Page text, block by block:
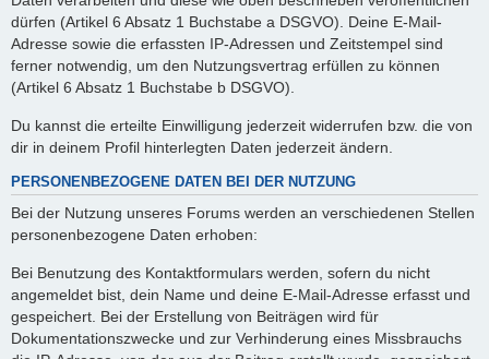
dürfen (Artikel 6 Absatz 1 Buchstabe a DSGVO). Deine E-Mail-
Adresse sowie die erfassten IP-Adressen und Zeitstempel sind
ferner notwendig, um den Nutzungsvertrag erfüllen zu können
(Artikel 6 Absatz 1 Buchstabe b DSGVO).
Du kannst die erteilte Einwilligung jederzeit widerrufen bzw. die von
dir in deinem Profil hinterlegten Daten jederzeit ändern.
PERSONENBEZOGENE DATEN BEI DER NUTZUNG
Bei der Nutzung unseres Forums werden an verschiedenen Stellen
personenbezogene Daten erhoben:
Bei Benutzung des Kontaktformulars werden, sofern du nicht
angemeldet bist, dein Name und deine E-Mail-Adresse erfasst und
gespeichert. Bei der Erstellung von Beiträgen wird für
Dokumentationszwecke und zur Verhinderung eines Missbrauchs